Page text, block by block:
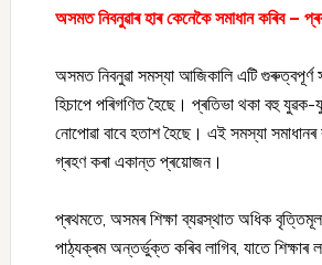
অসমত নিবনুৱাৰ হাৰ কেনেকৈ সমাধান কৰিব –
অসমত নিবনুৱা সমস্যা আজিকালি এটি গুৰুত্বপূর্ণ
হিচাপে পৰিগণিত হৈছে। প্ৰতিভা থকা বহু
নোপোৱা বাবে হতাশ হৈছে। এই সমস্যা সমাধানৰ
গ্ৰহণ কৰা একান্ত প্ৰয়োজন।
প্ৰথমতে, অসমৰ শিক্ষা ব্যৱস্থাত অধিক
পাঠ্যক্ৰম অন্তৰ্ভুক্ত কৰিব লাগিব, যাতে শিক্ষাৰ